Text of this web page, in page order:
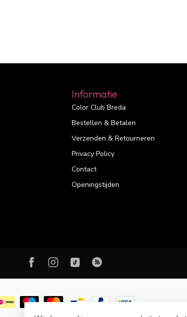
Informatie
Color Club Breda
Bestellen & Betalen
Verzenden & Retourneren
Privacy Policy
Contact
Openingstijden